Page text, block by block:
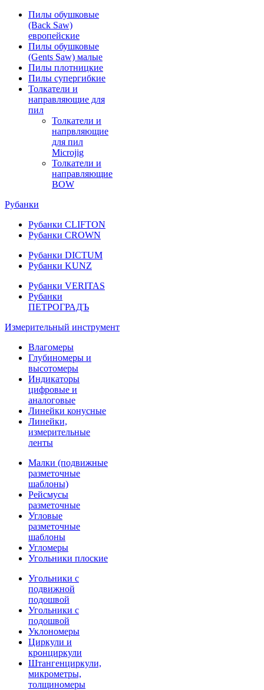
Пилы обушковые
(Back Saw)
европейские
Пилы обушковые
(Gents Saw) малые
Пилы плотницкие
Пилы супергибкие
Толкатели и
направляющие для
пил
Толкатели и
напрвляющие
для пил
Microjig
Толкатели и
направляющие
BOW
Рубанки
Рубанки CLIFTON
Рубанки CROWN
Рубанки DICTUM
Рубанки KUNZ
Рубанки VERITAS
Рубанки
ПЕТРОГРАДЪ
Измерительный инструмент
Влагомеры
Глубиномеры и
высотомеры
Индикаторы
цифровые и
аналоговые
Линейки конусные
Линейки,
измерительные
ленты
Малки (подвижные
разметочные
шаблоны)
Рейсмусы
разметочные
Угловые
разметочные
шаблоны
Угломеры
Угольники плоские
Угольники с
подвижной
подошвой
Угольники с
подошвой
Уклономеры
Циркули и
кронциркули
Штангенциркули,
микрометры,
толщиномеры